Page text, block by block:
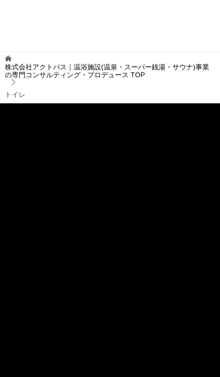
株式会社アクトパス｜温浴施設(温泉・スーパー銭湯・サウナ)事業
の専門コンサルティング・プロデュース TOP
トイレ